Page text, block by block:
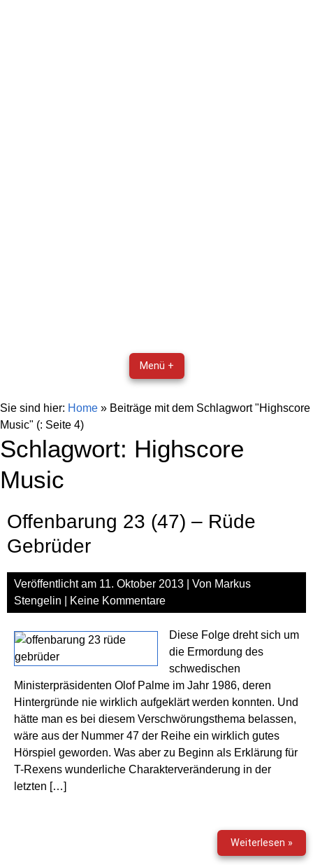
Menü +
Sie sind hier: Home » Beiträge mit dem Schlagwort "Highscore
Music" (: Seite 4)
Schlagwort: Highscore
Music
Offenbarung 23 (47) – Rüde
Gebrüder
Veröffentlicht am 11. Oktober 2013 | Von Markus
Stengelin
Keine Kommentare
Diese Folge dreht sich um
die Ermordung des
schwedischen
Ministerpräsidenten Olof Palme im Jahr 1986, deren
Hintergründe nie wirklich aufgeklärt werden konnten. Und
hätte man es bei diesem Verschwörungsthema belassen,
wäre aus der Nummer 47 der Reihe ein wirklich gutes
Hörspiel geworden. Was aber zu Beginn als Erklärung für
T-Rexens wunderliche Charakterveränderung in der
letzten […]
Weiterlesen »
23